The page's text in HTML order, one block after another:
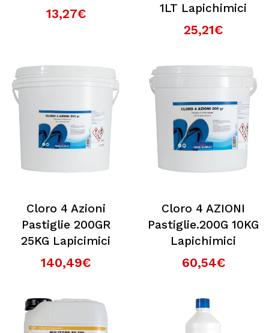
13,27€
1LT Lapichimici
25,21€
Cloro 4 Azioni
Pastiglie 200GR
25KG Lapicimici
140,49€
Cloro 4 AZIONI
Pastiglie.200G 10KG
Lapichimici
60,54€